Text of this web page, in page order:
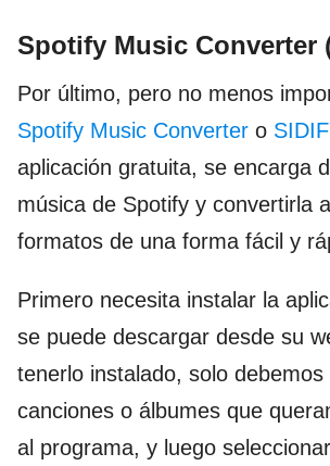
Spotify Music Converter
Por último, pero no menos
Spotify Music Converter o
aplicación gratuita, se encarga
música de Spotify y convertirla
formatos de una forma fácil y
Primero necesita instalar la
se puede descargar desde su
tenerlo instalado, solo
canciones o álbumes que
al programa, y luego